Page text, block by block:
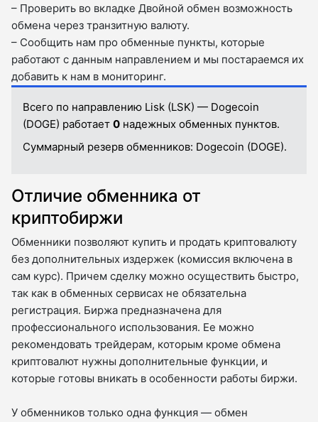
– Проверить во вкладкe Двойной обмен возможность
обмена через транзитную валюту.
– Сообщить нам про обменные пункты, которые
работают с данным направлением и мы постараемся их
добавить к нам в мониторинг.
Всего по направлению Lisk (LSK) — Dogecoin
(DOGE) работает 0 надежных обменных пунктов.
Суммарный резерв обменников: Dogecoin (DOGE).
Отличие обменника от
криптобиржи
Обменники позволяют купить и продать криптовалюту
без дополнительных издержек (комиссия включена в
сам курс). Причем сделку можно осуществить быстро,
так как в обменных сервисах не обязательна
регистрация. Биржа предназначена для
профессионального использования. Ее можно
рекомендовать трейдерам, которым кроме обмена
криптовалют нужны дополнительные функции, и
которые готовы вникать в особенности работы биржи.
У обменников только одна функция — обмен